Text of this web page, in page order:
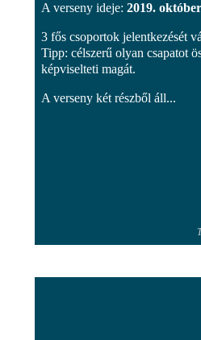
A verseny ideje: 2019.
3 fős csoportok jelentkezését
Tipp: célszerű olyan csapatot
képviselteti magát.
A verseny két részből áll...